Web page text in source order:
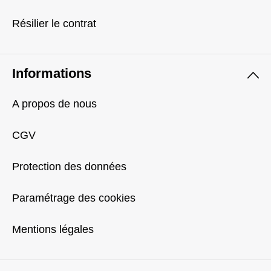
Résilier le contrat
Informations
A propos de nous
CGV
Protection des données
Paramétrage des cookies
Mentions légales